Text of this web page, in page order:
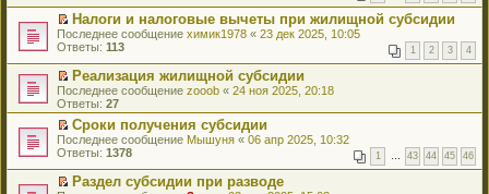
о
о
б
щ
н
и
ю
о
м
у
с
о
о
б
щ
е
н
и
ю
п
р
о
ч
и
а
н
н
о
м
у
с
о
в
о
м
у
е
п
р
о
ч
и
т
а
н
н
к
п
е
р
в
о
м
у
н
е
п
р
ч
е
й
т
и
к
п
е
р
в
о
м
у
н
е
П
е
е
й
т
и
к
п
е
р
в
о
Налоги и налоговые вычеты при жилищной субсидии
Последнее сообщение химик1978 « 23 дек 2025, 10:05
Ответы: 113 1 2 3 4
П
е
р
е
й
т
к
Реализация жилищной субсидии
Последнее сообщение zooob « 24 ноя 2025, 20:18
Ответы: 27
П
е
е
й
Сроки получения субсидии
Последнее сообщение Мышуня « 06 апр 2025, 10:32
Ответы: 1378 1 … 43 44 45 46
Раздел субсидии при разводе